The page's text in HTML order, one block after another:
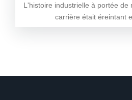
L'histoire industrielle à portée de
carrière était éreintant